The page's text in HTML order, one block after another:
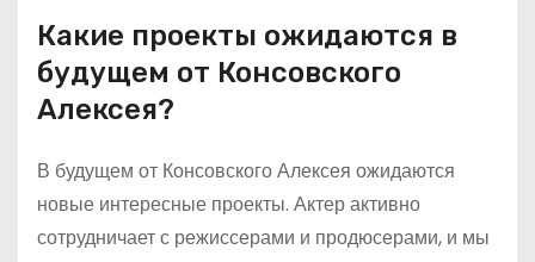
Какие проекты ожидаются в
будущем от Консовского
Алексея?
В будущем от Консовского Алексея ожидаются
новые интересные проекты. Актер активно
сотрудничает с режиссерами и продюсерами, и мы